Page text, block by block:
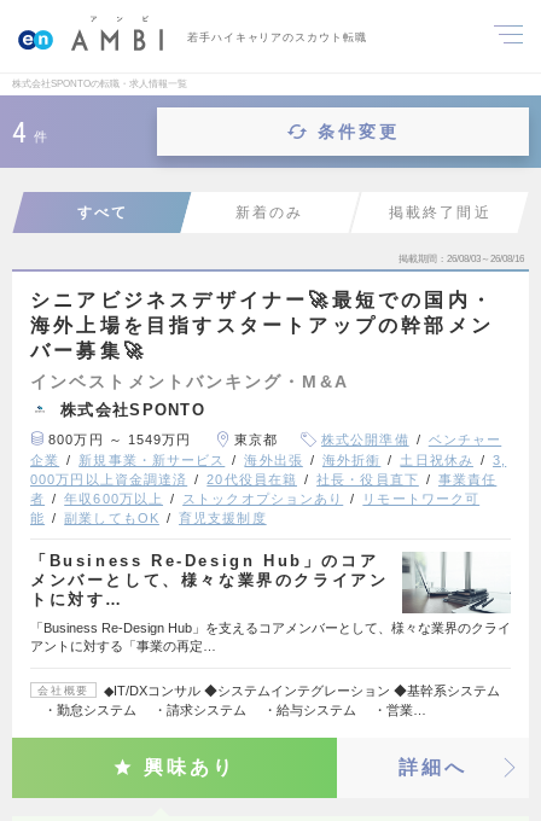
若手ハイキャリアのスカウト転職
株式会社SPONTOの転職・求人情報一覧
4 件 条件変更
すべて 新着のみ 掲載終了間近
掲載期間 26/08/03～26/08/16
シニアビジネスデザイナー🚀最短での国内・
海外上場を目指すスタートアップの幹部メン
バー募集🚀
インベストメントバンキング・M&A
株式会社SPONTO
800万円 ～ 1549万円 東京都 株式公開準備
ベンチャー
企業
新規事業・新サービス 海外出張 海外折衝 土日祝休み
3,
000万円以上資金調達済
20代役員在籍 社長・役員直下
事業責任
者
年収600万以上 ストックオプションあり
リモートワーク可
能
副業してもOK 育児支援制度
「Business Re-Design Hub」のコア
メンバーとして、様々な業界のクライアン
トに対す…
「Business Re-Design Hub」を支えるコアメンバーとして、様々な業界のクライ
アントに対する「事業の再定…
会社概要
◆IT/DXコンサル ◆システムインテグレーション ◆基幹系システム
・勤怠システム ・請求システム ・給与システム ・営業…
興味あり 詳細へ